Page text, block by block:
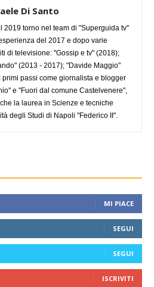
Di Santo
2019 torno nel team di "Superguida tv"
del 2017 e dopo varie
di televisione: "Gossip e tv" (2018);
(2013 - 2017); "Davide Maggio"
passi come giornalista e blogger
e "Fuori dal comune Castelvenere",
la laurea in Scienze e tecniche
degli Studi di Napoli "Federico II".
MI PIACE
SEGUI
SEGUI
ISCRIVITI